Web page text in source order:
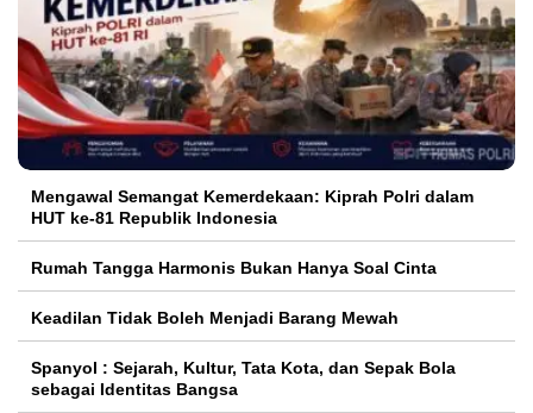
Mengawal Semangat Kemerdekaan: Kiprah Polri dalam
HUT ke-81 Republik Indonesia
Rumah Tangga Harmonis Bukan Hanya Soal Cinta
Keadilan Tidak Boleh Menjadi Barang Mewah
Spanyol : Sejarah, Kultur, Tata Kota, dan Sepak Bola
sebagai Identitas Bangsa